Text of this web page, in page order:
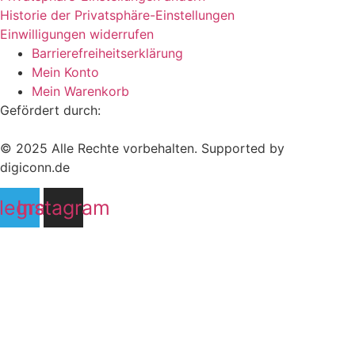
Historie der Privatsphäre-Einstellungen
Einwilligungen widerrufen
Barrierefreiheitserklärung
Mein Konto
Mein Warenkorb
Gefördert durch:
© 2025 Alle Rechte vorbehalten. Supported by
digiconn.de
Instagram